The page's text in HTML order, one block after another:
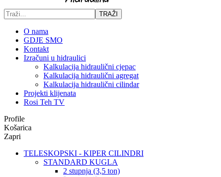
TRAŽI
O nama
GDJE SMO
Kontakt
Izračuni u hidraulici
Kalkulacija hidraulični cjepac
Kalkulacija hidraulični agregat
Kalkulacija hidraulični cilindar
Projekti klijenata
Rosi Teh TV
Profile
Košarica
Zapri
TELESKOPSKI - KIPER CILINDRI
STANDARD KUGLA
2 stupnja (3,5 ton)